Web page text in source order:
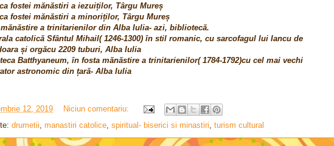
fostei mănăstiri a iezuiților, Târgu Mureș
fostei mănăstiri a minoriților, Târgu Mureș
a trinitarienilor din Alba Iulia- azi, bibliotecă.
catolică Sfântul Mihail( 1246-1300) în stil romanic, cu sarcofagul lui Iancu de
și orgăcu 2209 tuburi, Alba Iulia
Batthyaneum, în fosta mănăstire a trinitarienilor( 1784-1792)cu cel mai vechi
astronomic din țară- Alba Iulia
12, 2019
Niciun comentariu:
drumetii, manastiri catolice, spiritual- biserici si minastiri, turism cultural